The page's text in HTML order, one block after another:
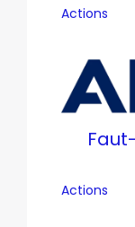
Actions
Actions